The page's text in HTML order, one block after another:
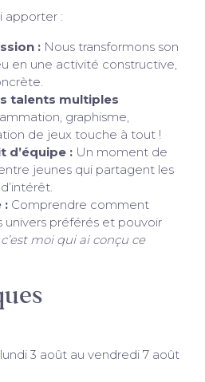
apporter :
: Nous transformons son
en une activité constructive,
talents multiples
graphisme,
de jeux touche à tout !
d’équipe : Un moment de
jeunes qui partagent les
: Comprendre comment
univers préférés et pouvoir
moi qui ai conçu ce
3 août au vendredi 7 août